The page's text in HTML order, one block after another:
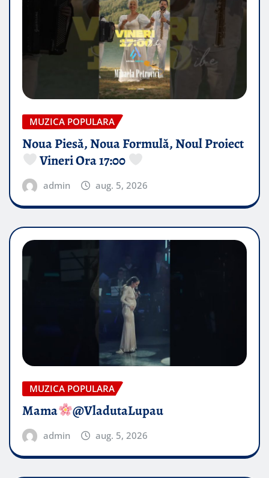
MUZICA POPULARA
Noua Piesă, Noua Formulă, Noul Proiect
Vineri Ora 17:00
admin aug. 5, 2026
MUZICA POPULARA
Mama @VladutaLupau
admin aug. 5, 2026